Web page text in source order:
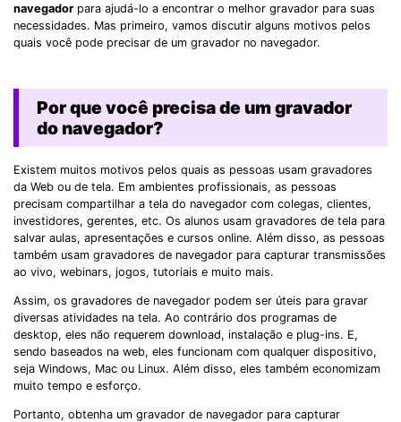
navegador para ajudá-lo a encontrar o melhor gravador para suas
necessidades. Mas primeiro, vamos discutir alguns motivos pelos
quais você pode precisar de um gravador no navegador.
Por que você precisa de um gravador
do navegador?
Existem muitos motivos pelos quais as pessoas usam gravadores
da Web ou de tela. Em ambientes profissionais, as pessoas
precisam compartilhar a tela do navegador com colegas, clientes,
investidores, gerentes, etc. Os alunos usam gravadores de tela para
salvar aulas, apresentações e cursos online. Além disso, as pessoas
também usam gravadores de navegador para capturar transmissões
ao vivo, webinars, jogos, tutoriais e muito mais.
Assim, os gravadores de navegador podem ser úteis para gravar
diversas atividades na tela. Ao contrário dos programas de
desktop, eles não requerem download, instalação e plug-ins. E,
sendo baseados na web, eles funcionam com qualquer dispositivo,
seja Windows, Mac ou Linux. Além disso, eles também economizam
muito tempo e esforço.
Portanto, obtenha um gravador de navegador para capturar